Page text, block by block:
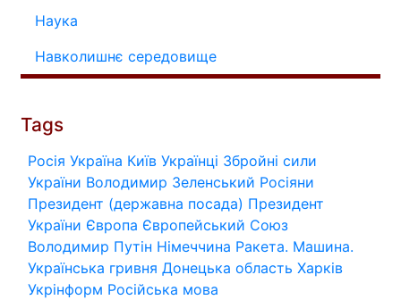
Наука
Навколишнє середовище
Tags
Росія Україна Київ Українці Збройні сили
України Володимир Зеленський Росіяни
Президент (державна посада) Президент
України Європа Європейський Союз
Володимир Путін Німеччина Ракета. Машина.
Українська гривня Донецька область Харків
Укрінформ Російська мова